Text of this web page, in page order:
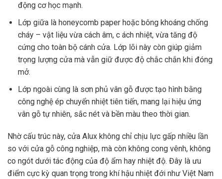
động cơ học mạnh.
Lớp giữa là honeycomb paper hoặc bông khoáng chống
cháy – vật liệu vừa cách âm, c ách nhiệt, vừa tăng độ
cứng cho toàn bộ cánh cửa. Lớp lõi này còn giúp giảm
trọng lượng cửa mà vẫn giữ được độ chắc chắn khi đóng
mở.
Lớp ngoài cùng là sơn phủ vân gỗ được tạo hình bằng
công nghệ ép chuyển nhiệt tiên tiến, mang lại hiệu ứng
vân gỗ tự nhiên, sắc nét và bền màu theo thời gian.
Nhờ cấu trúc này, cửa Alux không chỉ chịu lực gấp nhiều lần
so với cửa gỗ công nghiệp, mà còn không cong vênh, không
co ngót dưới tác động của độ ẩm hay nhiệt độ. Đây là ưu
điểm cực kỳ quan trọng trong khí hậu nhiệt đới như Việt Nam